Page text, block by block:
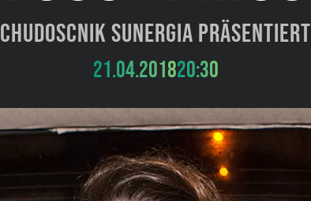
Chudoscnik Sunergia präsentiert
21.04.201820:30